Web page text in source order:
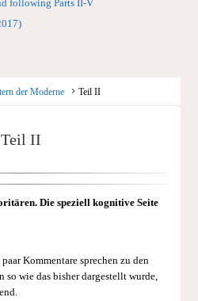
following Parts II-V
der Moderne Teil II
Teil II
Die speziell kognitive Seite
Kommentare sprechen zu den
so wie das bisher dargestellt wurde,